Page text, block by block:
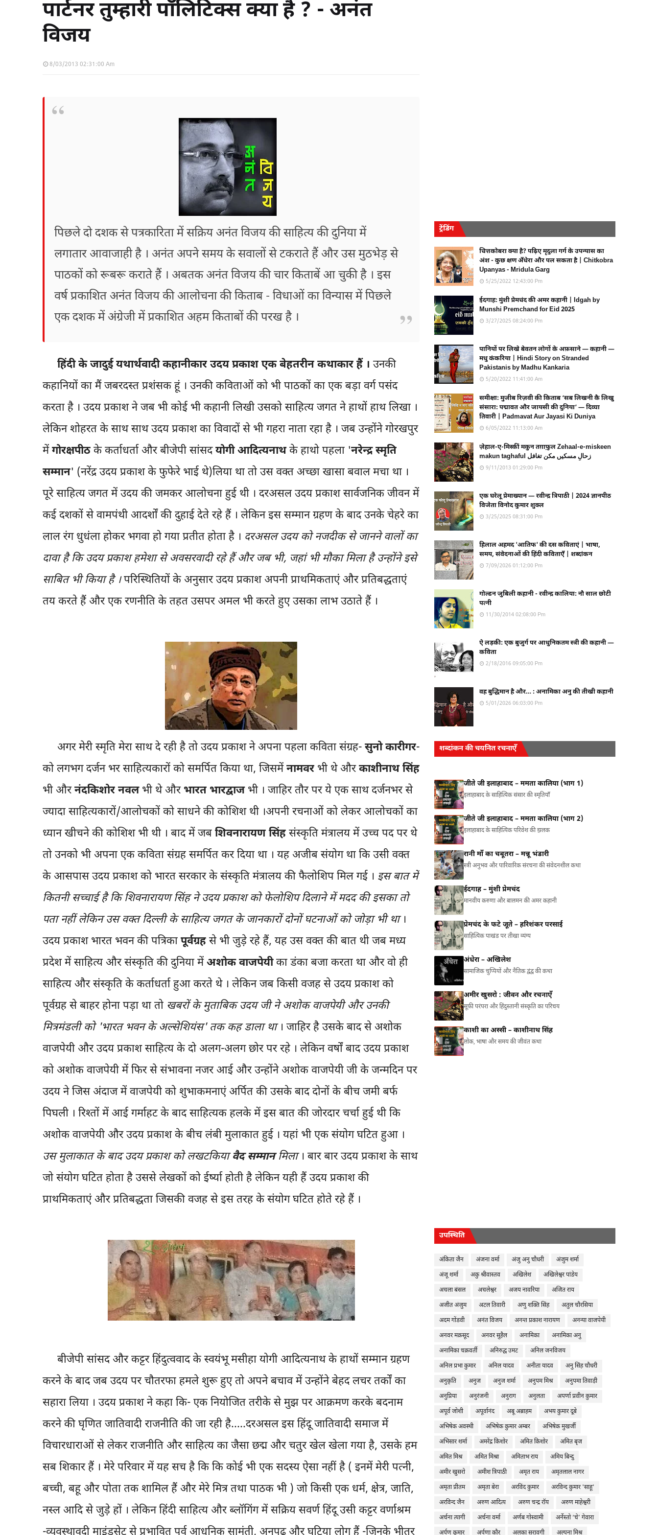
पार्टनर तुम्हारी पॉलिटिक्स क्या है ? - अनंत
विजय
8/03/2013 02:31:00 Am
पिछले दो दशक से पत्रकारिता में सक्रिय अनंत विजय की साहित्य की दुनिया में
लगातार आवाजाही है । अनंत अपने समय के सवालों से टकराते हैं और उस मुठभेड़ से
पाठकों को रूबरू कराते हैं । अबतक अनंत विजय की चार किताबें आ चुकी है । इस
वर्ष प्रकाशित अनंत विजय की आलोचना की किताब - विधाओं का विन्यास में पिछले
एक दशक में अंग्रेजी में प्रकाशित अहम किताबों की परख है ।
हिंदी के जादुई यथार्थवादी कहानीकार उदय प्रकाश एक बेहतरीन कथाकार हैं । उनकी
कहानियों का मैं जबरदस्त प्रशंसक हूं । उनकी कविताओं को भी पाठकों का एक बड़ा वर्ग पसंद
करता है । उदय प्रकाश ने जब भी कोई भी कहानी लिखी उसको साहित्य जगत ने हाथों हाथ लिखा ।
लेकिन शोहरत के साथ साथ उदय प्रकाश का विवादों से भी गहरा नाता रहा है । जब उन्होंने गोरखपुर
मेंगोरक्षपीठ के कर्ताधर्ता और बीजेपी सांसदयोगी आदित्यनाथके हाथो पहला 'नरेन्द्र स्मृति
सम्मान' (नरेंद्र उदय प्रकाश के फुफेरे भाई थे)लिया था तो उस वक्त अच्छा खासा बवाल मचा था ।
पूरे साहित्य जगत में उदय की जमकर आलोचना हुई थी । दरअसल उदय प्रकाश सार्वजनिक जीवन में
कई दशकों से वामपंथी आदर्शों की दुहाई देते रहे हैं । लेकिन इस सम्मान ग्रहण के बाद उनके चेहरे का
लाल रंग धुधंला होकर भगवा हो गया प्रतीत होता है । दरअसल उदय को नजदीक से जानने वालों का
दावा है कि उदय प्रकाश हमेशा से अवसरवादी रहे हैं और जब भी, जहां भी मौका मिला है उन्होंने इसे
साबित भी किया है ।परिस्थितियों के अनुसार उदय प्रकाश अपनी प्राथमिकताएं और प्रतिबद्धताएं
तय करते हैं और एक रणनीति के तहत उसपर अमल भी करते हुए उसका लाभ उठाते हैं ।
अगर मेरी स्मृति मेरा साथ दे रही है तो उदय प्रकाश ने अपना पहला कविता संग्रह- सुनो कारीगर-
को लगभग दर्जन भर साहित्यकारों को समर्पित किया था, जिसमेंनामवर भी थे औरकाशीनाथ सिंह
भी औरनंदकिशोर नवलभी थे और भारत भारद्वाजभी । जाहिर तौर पर ये एक साथ दर्जनभर से
ज्यादा साहित्यकारों/आलोचकों को साधने की कोशिश थी ।अपनी रचनाओं को लेकर आलोचकों का
ध्यान खीचने की कोशिश भी थी । बाद में जब शिवनारायण सिंह संस्कृति मंत्रालय में उच्च पद पर थे
तो उनको भी अपना एक कविता संग्रह समर्पित कर दिया था । यह अजीब संयोग था कि उसी वक्त
के आसपास उदय प्रकाश को भारत सरकार के संस्कृति मंत्रालय की फैलोशिप मिल गई । इस बात में
कितनी सच्चाई है कि शिवनारायण सिंह ने उदय प्रकाश को फेलोशिप दिलाने में मदद की इसका तो
पता नहीं लेकिन उस वक्त दिल्ली के साहित्य जगत के जानकारों दोनों घटनाओं को जोड़ा भी था ।
उदय प्रकाश भारत भवन की पत्रिका पूर्वग्रह से भी जुडे़ रहे हैं, यह उस वक्त की बात थी जब मध्य
प्रदेश में साहित्य और संस्कृति की दुनिया मेंअशोक वाजपेयीका डंका बजा करता था और वो ही
साहित्य और संस्कृति के कर्ताधर्ता हुआ करते थे । लेकिन जब किसी वजह से उदय प्रकाश को
पूर्वग्रह से बाहर होना पड़ा था तो खबरों के मुताबिक उदय जी ने अशोक वाजपेयी और उनकी
मित्रमंडली को 'भारत भवन के अल्सेशियंस' तक कह डाला था । जाहिर है उसके बाद से अशोक
वाजपेयी और उदय प्रकाश साहित्य के दो अलग-अलग छोर पर रहे । लेकिन वर्षों बाद उदय प्रकाश
को अशोक वाजपेयी में फिर से संभावना नजर आई और उन्होंने अशोक वाजपेयी जी के जन्मदिन पर
उदय ने जिस अंदाज में वाजपेयी को शुभाकमनाएं अर्पित की उसके बाद दोनों के बीच जमी बर्फ
पिघली । रिश्तों में आई गर्माहट के बाद साहित्यक हलके में इस बात की जोरदार चर्चा हुई थी कि
अशोक वाजपेयी और उदय प्रकाश के बीच लंबी मुलाकात हुई । यहां भी एक संयोग घटित हुआ ।
उस मुलाकात के बाद उदय प्रकाश को लखटकियावैद सम्मानमिला । बार बार उदय प्रकाश के साथ
जो संयोग घटित होता है उससे लेखकों को ईर्ष्या होती है लेकिन यही हैं उदय प्रकाश की
प्राथमिकताएं और प्रतिबद्धता जिसकी वजह से इस तरह के संयोग घटित होते रहे हैं ।
बीजेपी सांसद और कट्टर हिंदुत्ववाद के स्वयंभू मसीहा योगी आदित्यनाथ के हाथों सम्मान ग्रहण
करने के बाद जब उदय पर चौतरफा हमले शुरू हुए तो अपने बचाव में उन्होंने बेहद लचर तर्कों का
सहारा लिया । उदय प्रकाश ने कहा कि- एक नियोजित तरीके से मुझ पर आक्रमण करके बदनाम
करने की घृणित जातिवादी राजनीति की जा रही है.....दरअसल इस हिंदू जातिवादी समाज में
विचारधाराओं से लेकर राजनीति और साहित्य का जैसा छद्म और चतुर खेल खेला गया है, उसके हम
सब शिकार हैं । मेरे परिवार में यह सच है कि कि कोई भी एक सदस्य ऐसा नहीं है ( इनमें मेरी पत्नी,
बच्ची, बहू और पोता तक शामिल हैं और मेरे मित्र तथा पाठक भी ) जो किसी एक धर्म, क्षेत्र, जाति,
नस्ल आदि से जुडे़ हों । लेकिन हिंदी साहित्य और ब्लॉगिंग में सक्रिय सवर्ण हिंदू उसी कट्टर वर्णाश्रम
ट्रेंडिंग
चित्तकोबरा क्या है? पढ़िए मृदुला गर्ग के उपन्यास का
अंश - कुछ क्षण अँधेरा और पल सकता है | Chitkobra
Upanyas - Mridula Garg
5/25/2022 12:43:00 Pm
ईदगाह: मुंशी प्रेमचंद की अमर कहानी | Idgah by
Munshi Premchand for Eid 2025
3/27/2025 08:24:00 Pm
पानियों पर लिखे बेवतन लोगों के अफ़साने — कहानी —
मधु कंकरिया | Hindi Story on Stranded
Pakistanis by Madhu Kankaria
5/20/2022 11:41:00 Am
समीक्षा: मुजीब रिज़वी की किताब ‘सब लिखनी कै लिखु
संसारा: पद्मावत और जायसी की दुनिया’ — दिव्या
तिवारी | Padmavat Aur Jayasi Ki Duniya
6/05/2022 11:13:00 Am
ज़ेहाल-ए-मिस्कीं मकुन तग़ाफ़ुल Zehaal-e-miskeen
makun taghaful زحالِ مسکیں مکن تغافل
9/11/2013 01:29:00 Pm
एक घरेलू प्रेमाख्यान — रवीन्द्र त्रिपाठी | 2024 ज्ञानपीठ
विजेता विनोद कुमार शुक्ल
3/25/2025 08:31:00 Pm
हिलाल अहमद 'आतिफ' की दस कविताएं | भाषा,
समय, संवेदनाओं की हिंदी कविताएँ | शब्दांकन
7/09/2026 01:12:00 Pm
गोल्डन जुबिली कहानी - रवीन्द्र कालिया: नौ साल छोटी
पत्नी
11/30/2014 02:08:00 Pm
ऐ लड़की: एक बुजुर्ग पर आधुनिकतम स्त्री की कहानी —
कविता
2/18/2016 09:05:00 Pm
वह बुद्धिमान है और… : अनामिका अनु की तीखी कहानी
5/01/2026 06:03:00 Pm
शब्दांकन की चयनित रचनाएँ
जीते जी इलाहाबाद – ममता कालिया (भाग 1)
इलाहाबाद के साहित्यिक संसार की स्मृतियाँ
जीते जी इलाहाबाद – ममता कालिया (भाग 2)
इलाहाबाद के साहित्यिक परिवेश की झलक
रानी माँ का चबूतरा – मन्नू भंडारी
स्त्री अनुभव और पारिवारिक संरचना की संवेदनशील कथा
ईदगाह – मुंशी प्रेमचंद
मानवीय करुणा और बालमन की अमर कहानी
प्रेमचंद के फटे जूते – हरिशंकर परसाई
साहित्यिक पाखंड पर तीखा व्यंग्य
अंधेरा – अखिलेश
सामाजिक चुप्पियों और नैतिक द्वंद्व की कथा
अमीर खुसरो : जीवन और रचनाएँ
सूफ़ी परंपरा और हिंदुस्तानी संस्कृति का परिचय
काशी का अस्सी – काशीनाथ सिंह
लोक, भाषा और समय की जीवंत कथा
उपस्थिति
अंकिता जैन अंजना वर्मा अंजु अनु चौधरी
अंजुम शर्मा
अंजू शर्मा
अकु श्रीवास्तव अखिलेश
अखिलेश्वर पांडेय
अचला बंसल
अचलेश्वर अजय नावरिया
अजित राय
अजीत अंजुम
अटल तिवारी अणु शक्ति सिंह
अतुल चौरसिया
अदम गोंडवी
अनंत विजय अनन्त प्रकाश नारायण
अनन्या वाजपेयी
अनवर मक़सूद
अनवर सुहैल अनामिका
अनामिका अनु
अनामिका चक्रवर्ती
अनिरुद्ध उमट
अनिल जनविजय
अनिल प्रभा कुमार
अनिल यादव अनीता यादव
अनु सिंह चौधरी
अनुकृति
अनुज अनुज शर्मा अनुपम मिश्र
अनुपमा तिवाड़ी
अनुप्रिया
अनुरंजनी अनुराग अनुलता
अपर्णा प्रवीन कुमार
अपूर्व जोशी
अपूर्वानंद अबू अब्राहम
अभय कुमार दूबे
अभिषेक अवस्थी
अभिषेक कुमार अम्बर
अभिषेक मुखर्जी
अभिसार शर्मा
अमरेंद्र किशोर अमित किशोर
अमित बृज
अमित मिश्र
अमित मिश्रा अमिताभ राय
अमिय बिन्दु
अमीर खुसरो
अमीश त्रिपाठी अमृत राय
अमृतलाल नागर
अमृता प्रीतम
अमृता बेरा अरविंद कुमार
अरविन्द कुमार 'साहू'
अरविन्द जैन
अरुण आदित्य अरुण चन्द्र रॉय
अरुण माहेश्वरी
अर्चना त्यागी
अर्चना वर्मा अर्णब गोस्वामी
अर्नेस्तो ‘चे’ गेवारा
अर्पण कुमार
अर्पणा कौर अलका सरावगी अल्पना मिश्र